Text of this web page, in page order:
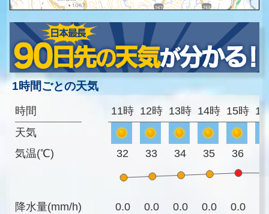
1時間ごとの天気
時間
天気
気温(℃)
降水量(mm/h)
11時 12時 13時 14時 15時
32 33 34 35 36
0.0 0.0 0.0 0.0 0.0